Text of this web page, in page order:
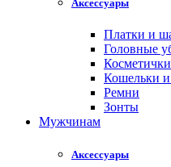
Аксессуары
Платки и
Головные
Косметички
Кошельки
Ремни
Зонты
Мужчинам
Аксессуары